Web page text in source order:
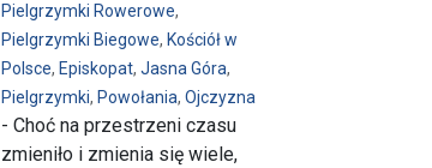
Pielgrzymki Rowerowe,
Pielgrzymki Biegowe, Kościół w
Polsce, Episkopat, Jasna Góra,
Pielgrzymki, Powołania, Ojczyzna
- Choć na przestrzeni czasu
zmieniło i zmienia się wiele,